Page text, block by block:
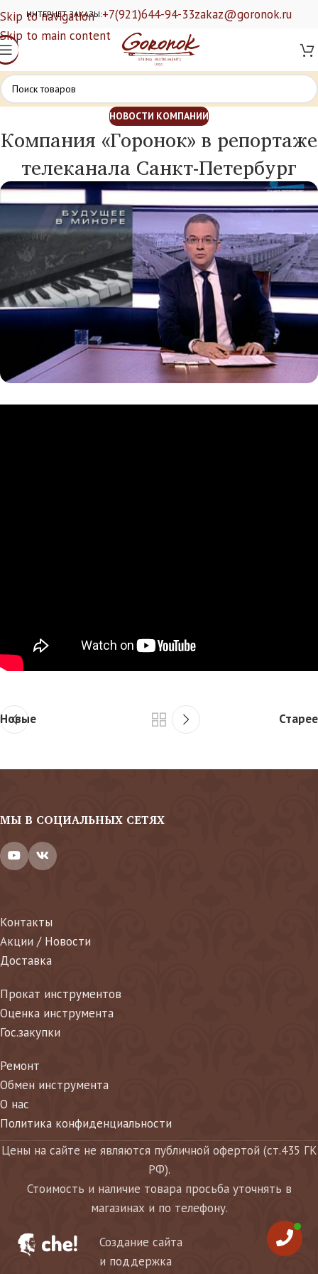
Skip to navigation
Skip to main content
ИНТЕРНЕТ ЗАКАЗЫ:+7(921)644-94-33zakaz@goronok.ru
НОВОСТИ КОМПАНИИ
Компания «Горонок» в репортаже
телеканала Санкт-Петербург
Новые Старее
МЫ В СОЦИАЛЬНЫХ СЕТЯХ
Контакты
Акции / Новости
Доставка
Прокат инструментов
Оценка инструмента
Гос.закупки
Ремонт
Обмен инструмента
О нас
Политика конфиденциальности
Цены на сайте не являются публичной офертой (ст.435 ГК
РФ).
Стоимость и наличие товара просьба уточнять в
магазинах и по телефону.
Создание сайта
и поддержка